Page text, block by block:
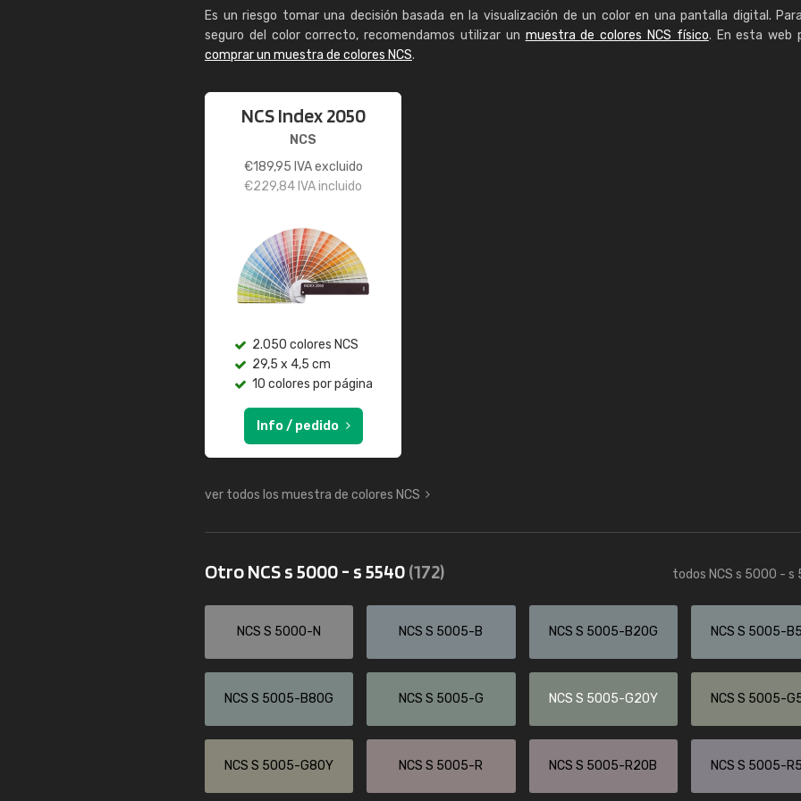
Es un riesgo tomar una decisión basada en la visualización de un color en una pantalla digital.
seguro del color correcto, recomendamos utilizar un muestra de colores NCS físico. En esta web
comprar un muestra de colores NCS.
NCS Index 2050
NCS
€189,95 IVA excluido
€229,84 IVA incluido
2.050 colores NCS
29,5 x 4,5 cm
10 colores por página
Info / pedido
ver todos los muestra de colores NCS
Otro NCS s 5000 - s 5540(172) todos NCS s 5000 - s
NCS S 5000-N NCS S 5005-B NCS S 5005-B20G NCS S 5005-
NCS S 5005-B80G NCS S 5005-G NCS S 5005-G20Y NCS S 5005-
NCS S 5005-G80Y NCS S 5005-R NCS S 5005-R20B NCS S 5005-